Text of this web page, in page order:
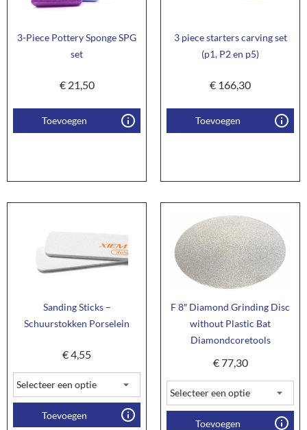
3-Piece Pottery Sponge SPG
set
€21,50
Toevoegen
3 piece starters carving set
(p1, P2 en p5)
€ 166,30
Toevoegen
Sanding Sticks –
Schuurstokken Porselein
€4,55
Toevoegen
F 8″ Diamond Grinding Disc
without Plastic Bat
Diamondcoretools
€77,30
Toevoegen